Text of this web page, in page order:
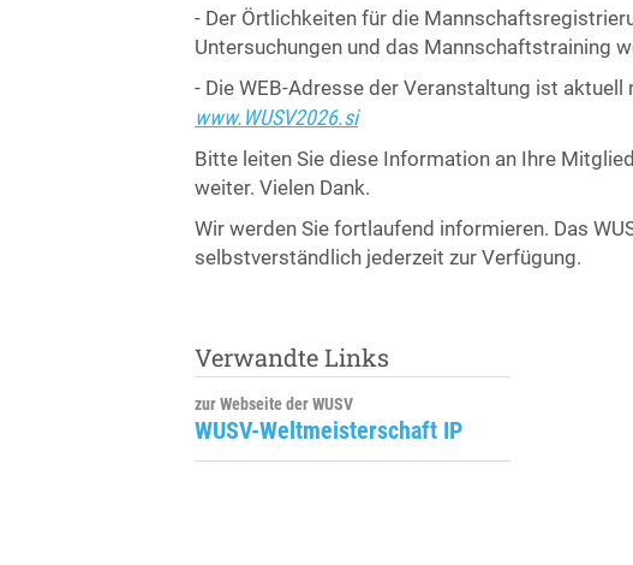
- Der Örtlichkeiten für die
Untersuchungen und das Mannschaftstraining
- Die WEB-Adresse der Veranstaltung ist
www.WUSV2026.si
Bitte leiten Sie diese Information an Ihre
weiter. Vielen Dank.
Wir werden Sie fortlaufend informieren. Das
selbstverständlich jederzeit zur Verfügung.
Verwandte Links
zur Webseite der WUSV
WUSV-Weltmeisterschaft IP